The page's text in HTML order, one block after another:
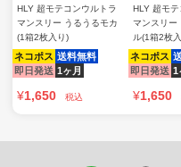
HLY 超モテコンウルトラ
マンスリー うるうるモカ
(1箱2枚入り)
ネコポス 送料無料
即日発送 1ヶ月
¥1,650 税込
HLY 超モテ
マンスリー
ル(1箱2枚
ネコポス
即日発送 1
¥1,650